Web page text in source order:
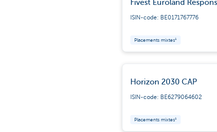
Fivest Euroland
ISIN-code: BE0171767776
Placements mixtes¹
Horizon 2030 CAP
ISIN-code: BE6279064602
Placements mixtes¹